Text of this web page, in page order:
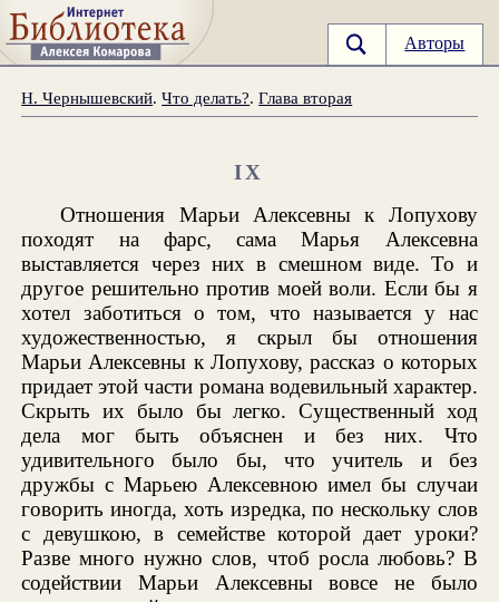
Авторы
Н. Чернышевский.Что делать?.Глава вторая
IX
Отношения Марьи Алексевны к Лопухову
походят на фарс, сама Марья Алексевна
выставляется через них в смешном виде. То и
другое решительно против моей воли. Если бы я
хотел заботиться о том, что называется у нас
художественностью, я скрыл бы отношения
Марьи Алексевны к Лопухову, рассказ о которых
придает этой части романа водевильный характер.
Скрыть их было бы легко. Существенный ход
дела мог быть объяснен и без них. Что
удивительного было бы, что учитель и без
дружбы с Марьею Алексевною имел бы случаи
говорить иногда, хоть изредка, по нескольку слов
с девушкою, в семействе которой дает уроки?
Разве много нужно слов, чтоб росла любовь? В
содействии Марьи Алексевны вовсе не было